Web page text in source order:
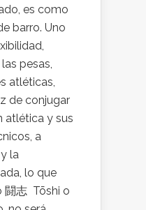
es como
barro. Uno
pesas,
atléticas,
de conjugar
atlética y sus
a
la
lo que
志 Tōshi o